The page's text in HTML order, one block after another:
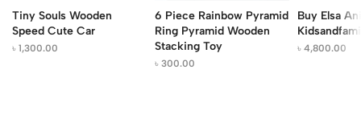
Tiny Souls Wooden
Speed Cute Car
৳ 1,300.00
6 Piece Rainbow Pyramid
Ring Pyramid Wooden
Stacking Toy
৳300.00
Buy Elsa
৳4,800.00